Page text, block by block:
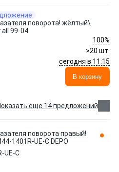
поворота! жёлтый\
all 99-04
100%
>20 шт.
сегодня в 11:15
В корзину
еще 14 предложений
поворота правый!
1401R-UE-C DEPO
UE-C